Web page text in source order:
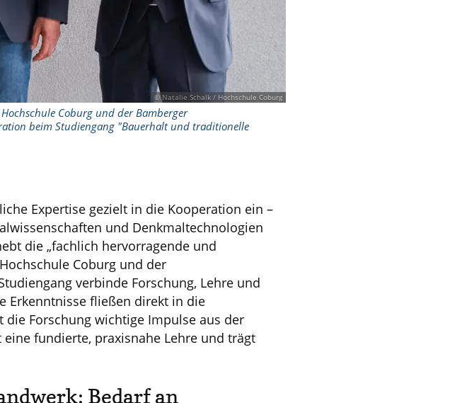
© Natalie Schalk / Hochschule Coburg
Coburg und der Bamberger
beim Studiengang "Bauerhalt und traditionelle
Expertise gezielt in die Kooperation ein –
und Denkmaltechnologien
die „fachlich hervorragende und
Coburg und der
verbinde Forschung, Lehre und
Erkenntnisse fließen direkt in die
Forschung wichtige Impulse aus der
eine fundierte, praxisnahe Lehre und trägt
Bedarf an